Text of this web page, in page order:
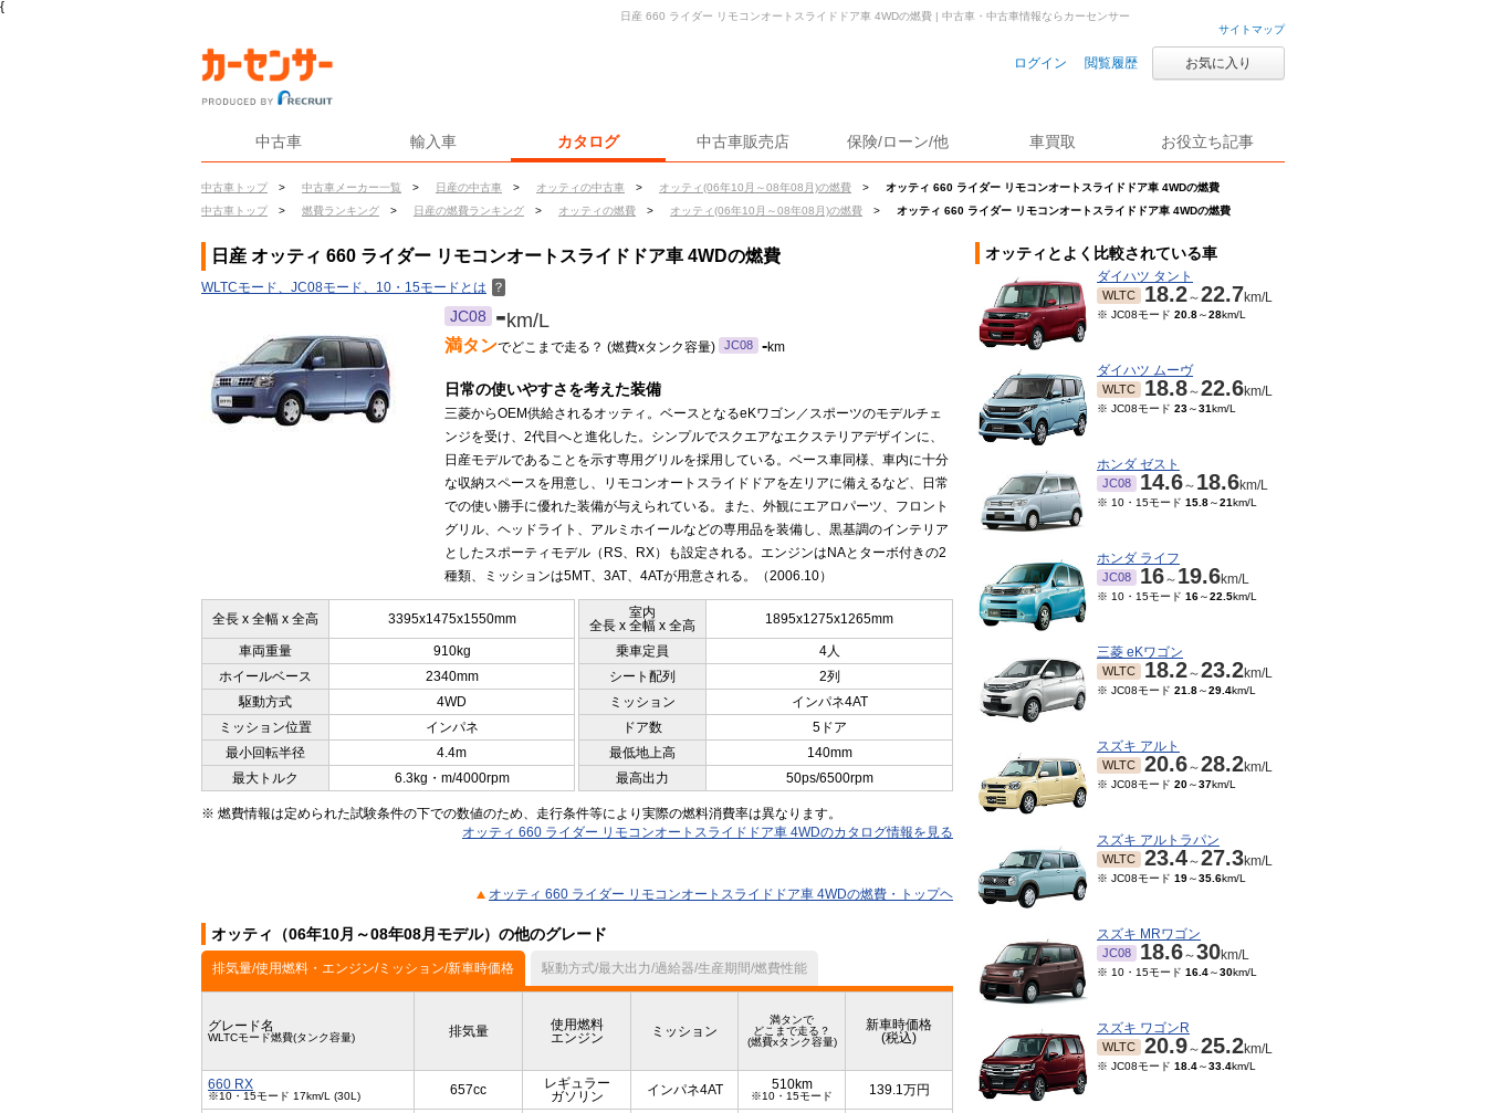
{
サイトマップ
ログイン 閲覧履歴 お気に入り
中古車 輸入車 カタログ 中古車販売店 保険/ローン/他 車買取 お役立ち記事
中古車トップ > 中古車メーカー一覧 > 日産の中古車 > オッティの中古車 > オッティ(06年10月～08年08月)の燃費 >
オッティ 660 ライダー リモコンオートスライドドア車 4WDの燃費
中古車トップ
> 燃費ランキング > 日産の燃費ランキング > オッティの燃費 > オッティ(06年10月～08年08月)の燃費 > オッティ 660 ライダー リモコンオートスライドドア車 4WDの燃費
日産 660 ライダー リモコンオートスライドドア車 4WDの燃費 | 中古車・中古車情報ならカーセンサー
日産 オッティ 660 ライダー リモコンオートスライドドア車 4WDの燃費
WLTCモード、JC08モード、10・15モードとは ？
JC08 -km/L
満タンでどこまで走る？ (燃費xタンク容量) JC08 -km
日常の使いやすさを考えた装備
三菱からOEM供給されるオッティ。ベースとなるeKワゴン／スポーツのモデルチェ
ンジを受け、2代目へと進化した。シンプルでスクエアなエクステリアデザインに、
日産モデルであることを示す専用グリルを採用している。ベース車同様、車内に十分
な収納スペースを用意し、リモコンオートスライドドアを左リアに備えるなど、日常
での使い勝手に優れた装備が与えられている。また、外観にエアロパーツ、フロント
グリル、ヘッドライト、アルミホイールなどの専用品を装備し、黒基調のインテリア
としたスポーティモデル（RS、RX）も設定される。エンジンはNAとターボ付きの2
種類、ミッションは5MT、3AT、4ATが用意される。（2006.10）
全長 x 全幅 x 全高 3395x1475x1550mm
室内
全長 x 全幅 x 全高
1895x1275x1265mm
車両重量 910kg 乗車定員
4人
ホイールベース
2340mm シート配列
2列
駆動方式
4WD ミッション
インパネ4AT
ミッション位置
インパネ ドア数
5ドア
最小回転半径
4.4m 最低地上高
140mm
最大トルク
6.3kg・m/4000rpm 最高出力 50ps/6500rpm
※ 燃費情報は定められた試験条件の下での数値のため、走行条件等により実際の燃料消費率は異なります。
オッティ 660 ライダー リモコンオートスライドドア車 4WDのカタログ情報を見る
オッティ 660 ライダー リモコンオートスライドドア車 4WDの燃費・トップヘ
オッティ（06年10月～08年08月モデル）の他のグレード
排気量/使用燃料・エンジン/ミッション/新車時価格 駆動方式/最大出力/過給器/生産期間/燃費性能
グレード名
WLTCモード燃費(タンク容量) 排気量
使用燃料
エンジン
ミッション
満タンで
どこまで走る？
(燃費xタンク容量)
新車時価格
(税込)
660 RX
※10・15モード 17km/L (30L) 657cc
レギュラー
ガソリン
インパネ4AT 510km
※10・15モード 139.1万円
オッティとよく比較されている車
ダイハツ タント
WLTC 18.2～22.7km/L
※ JC08モード 20.8～28km/L
ダイハツ ムーヴ
WLTC 18.8～22.6km/L
※ JC08モード 23～31km/L
ホンダ ゼスト
JC08 14.6～ 18.6km/L
※ 10・15モード 15.8～21km/L
ホンダ ライフ
JC08 16～ 19.6km/L
※ 10・15モード 16～22.5km/L
三菱 eKワゴン
WLTC 18.2～23.2km/L
※ JC08モード 21.8～29.4km/L
スズキ アルト
WLTC 20.6～28.2km/L
※ JC08モード 20～37km/L
スズキ アルトラパン
WLTC 23.4～27.3km/L
※ JC08モード 19～35.6km/L
スズキ MRワゴン
JC08 18.6～30km/L
※ 10・15モード 16.4～30km/L
スズキ ワゴンR
WLTC 20.9～25.2km/L
※ JC08モード 18.4～33.4km/L